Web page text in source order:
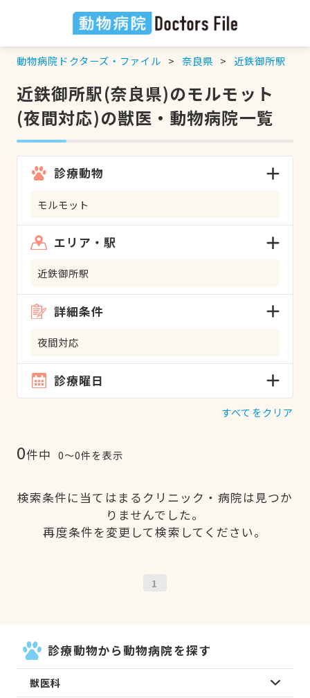
動物病院ドクターズ・ファイル 奈良県 近鉄御所駅
近鉄御所駅(奈良県)のモルモット
(夜間対応)の獣医・動物病院一覧
診療動物
モルモット
エリア・駅
近鉄御所駅
詳細条件
夜間対応
診療曜日
すべてをクリア
0件中 0〜0件を表示
検索条件に当てはまるクリニック・病院は見つか
りませんでした。
再度条件を変更して検索してください。
1
診療動物から動物病院を探す
獣医科